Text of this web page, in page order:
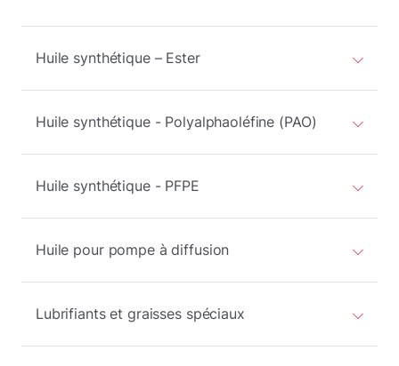
Huile synthétique – Ester
Huile synthétique - Polyalphaoléfine (PAO)
Huile synthétique - PFPE
Huile pour pompe à diffusion
Lubrifiants et graisses spéciaux